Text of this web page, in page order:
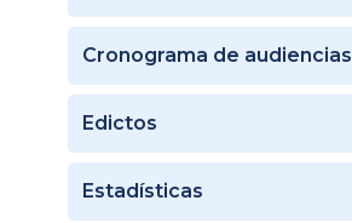
Cronograma de audiencias
Edictos
Estadísticas